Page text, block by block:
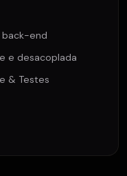
back-end
e desacoplada
& Testes